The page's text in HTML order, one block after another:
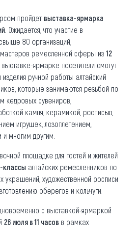
пройдет выставка-ярмарка
. Ожидается, что участие в
80 организаций,
ремесленной сферы из 12
выставке-ярмарке посетители смогут
ручной работы алтайский
которые занимаются резьбой по
кедровых сувениров,
камня, керамикой, росписью,
игрушек, лозоплетением,
многим другим.
площадке для гостей и жителей
классы алтайских ремесленников по
украшений, художественной росписи
оберегов и кольчуги.
с выставкой-ярмаркой
26 июля в 11 часов в рамках